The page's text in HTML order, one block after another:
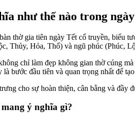
như thế nào trong
thờ gia tiên ngày Tết cổ truyền, biểu
Thủy, Hỏa, Thổ) và ngũ phúc (Phúc,
chỉ làm đẹp không gian thờ cúng
bước đầu tiên và quan trọng nhất để
cho sự hoàn thiện, cân bằng và đầy
ý nghĩa gì?